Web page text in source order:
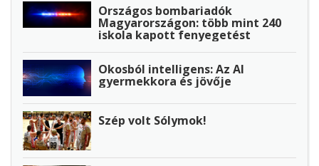
Országos bombariadók
Magyarországon: több mint 240
iskola kapott fenyegetést
Okosból intelligens: Az AI
gyermekkora és jövője
Szép volt Sólymok!